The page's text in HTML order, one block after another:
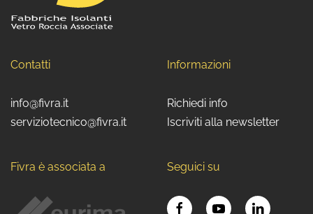
Contatti
info@fivra.it
serviziotecnico@fivra.it
Informazioni
Richiedi info
Iscriviti alla newsletter
Fivra è associata a Seguici su